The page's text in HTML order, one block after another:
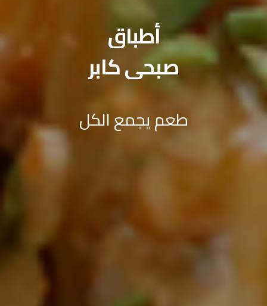
أطباق
صبحي كابر
طعم يجمع الكل